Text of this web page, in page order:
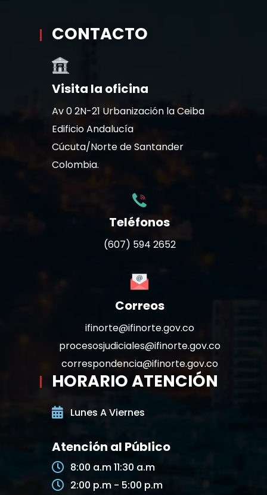
CONTACTO
Visita la oficina
Av 0 2N-21 Urbanización la Ceiba
Edificio Andalucía
Cúcuta/Norte de Santander
Colombia.
Teléfonos
(607) 594 2652
Correos
ifinorte@ifinorte.gov.co
procesosjudiciales@ifinorte.gov.co
correspondencia@ifinorte.gov.co
HORARIO ATENCIÓN
Lunes A Viernes
Atención al Público
8:00 a.m 11:30 a.m
2:00 p.m - 5:00 p.m